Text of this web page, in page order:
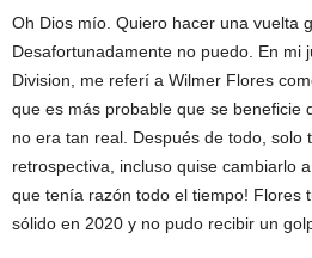
Oh Dios mío. Quiero hacer una vuelta
Desafortunadamente no puedo. En mi
Division, me referí a Wilmer Flores
que es más probable que se beneficie
no era tan real. Después de todo, solo
retrospectiva, incluso quise cambiarlo
que tenía razón todo el tiempo! Flores
sólido en 2020 y no pudo recibir un